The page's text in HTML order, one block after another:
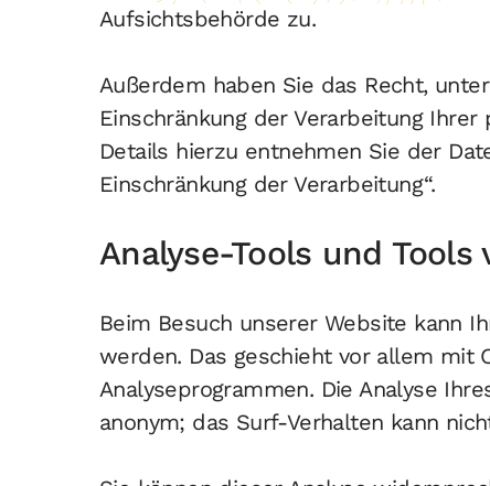
Aufsichtsbehörde zu.
Außerdem haben Sie das Recht,
Einschränkung der Verarbeitung
Details hierzu entnehmen Sie der
Einschränkung der Verarbeitung“.
Analyse-Tools und
Beim Besuch unserer Website kann
werden. Das geschieht vor allem mit
Analyseprogrammen. Die Analyse
anonym; das Surf-Verhalten kann